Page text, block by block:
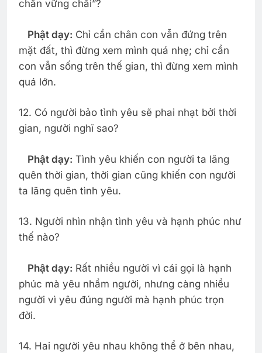
chân vững chãi”?
Phật dạy: Chỉ cần chân con vẫn đứng trên
mặt đất, thì đừng xem mình quá nhẹ; chỉ cần
con vẫn sống trên thế gian, thì đừng xem mình
quá lớn.
12. Có người bảo tình yêu sẽ phai nhạt bởi thời
gian, người nghĩ sao?
Phật dạy: Tình yêu khiến con người ta lãng
quên thời gian, thời gian cũng khiến con người
ta lãng quên tình yêu.
13. Người nhìn nhận tình yêu và hạnh phúc như
thế nào?
Phật dạy: Rất nhiều người vì cái gọi là hạnh
phúc mà yêu nhầm người, nhưng càng nhiều
người vì yêu đúng người mà hạnh phúc trọn
đời.
14. Hai người yêu nhau không thể ở bên nhau,